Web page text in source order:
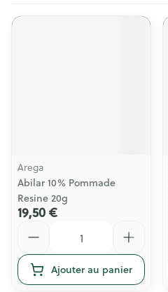
Arega
Abilar 10% Pommade
Resine 20g
19,50 €
Ajouter au panier